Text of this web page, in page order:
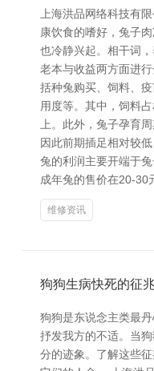
上海洪品网络科技有
康饮食的嗜好，兔子
也冷静兴起。相干词
老本与收益两方面进
括种兔购买、饲料、
用度等。其中，饲料
上。此外，兔子孕育
因此前期插足相对较
兔的利润主要开端于
成年兔的售价在20-30
维修资讯
狗狗生病快死的征
狗狗是东说念主类最
抒发我方的不适。当
分的迹象。了解这些